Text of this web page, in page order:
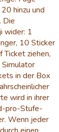
hinzu und
Die
wider: 1
10 Sticker
Ticket ziehen,
Simulator
in der Box
wird in ihrer
pro-Stufe-
Wenn jeder